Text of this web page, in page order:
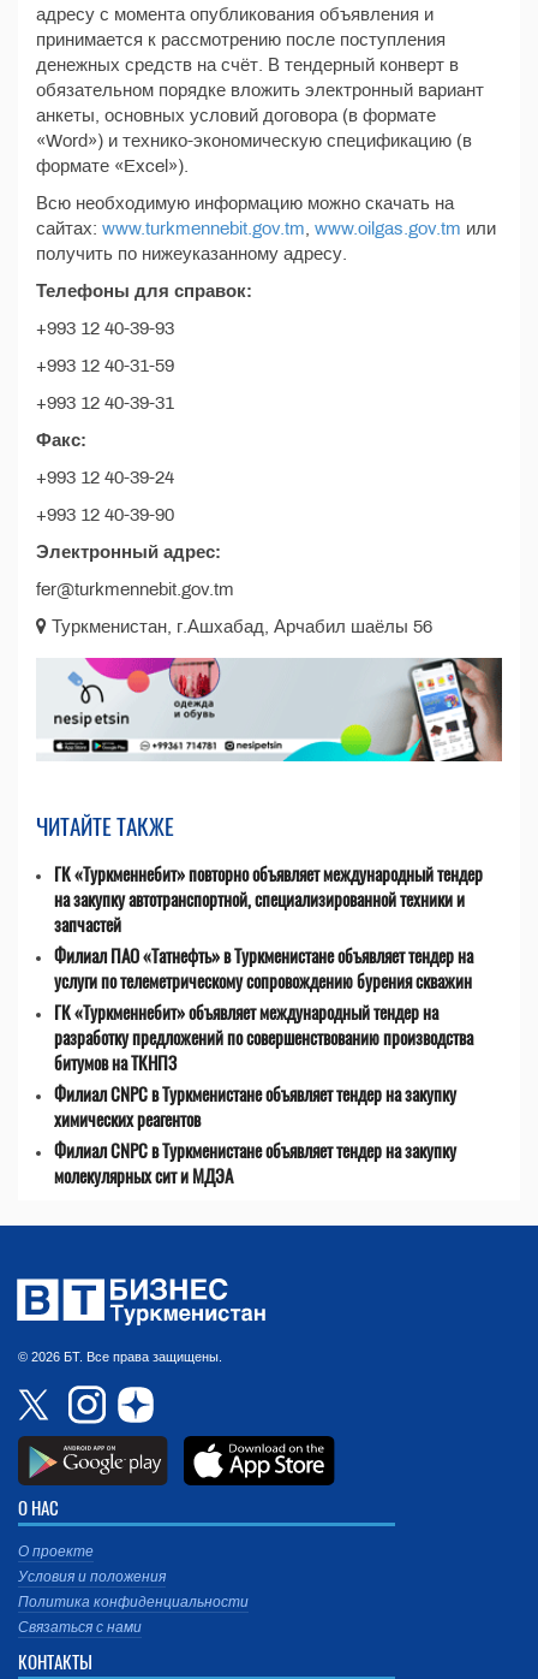
адресу с момента опубликования объявления и
принимается к рассмотрению после поступления
денежных средств на счёт. В тендерный конверт в
обязательном порядке вложить электронный вариант
анкеты, основных условий договора (в формате
«Word») и технико-экономическую спецификацию (в
формате «Excel»).
Всю необходимую информацию можно скачать на
сайтах: www.turkmennebit.gov.tm www.oilgas.gov.tm или
получить по нижеуказанному адресу.
Телефоны для справок:
+993 12 40-39-93
+993 12 40-31-59
+993 12 40-39-31
Факс:
+993 12 40-39-24
+993 12 40-39-90
Электронный адрес:
fer@turkmennebit.gov.tm
Туркменистан, г.Ашхабад, Арчабил шаёлы 56
ЧИТАЙТЕ ТАКЖЕ
ГК «Туркменнебит» повторно объявляет международный тендер
на закупку автотранспортной, специализированной техники и
запчастей
Филиал ПАО «Татнефть» в Туркменистане объявляет тендер на
услуги по телеметрическому сопровождению бурения скважин
ГК «Туркменнебит» объявляет международный тендер на
разработку предложений по совершенствованию производства
битумов на ТКНПЗ
Филиал CNPC в Туркменистане объявляет тендер на закупку
химических реагентов
Филиал CNPC в Туркменистане объявляет тендер на закупку
молекулярных сит и МДЭА
© 2026 БТ. Все права защищены.
О НАС
О проекте
Условия и положения
Политика конфиденциальности
Связаться с нами
КОНТАКТЫ